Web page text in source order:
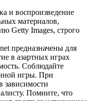
и воспроизведение
материалов,
Getty Images, строго
предназначены для
в азартных играх
Соблюдайте
игры. При
зависимости
Помните, что